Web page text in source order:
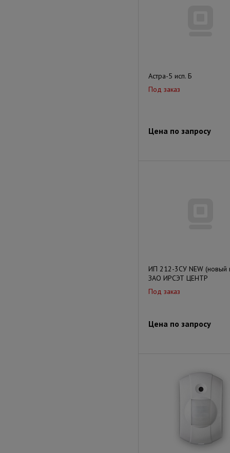
Астра-5 исп. Б
Под заказ
Цена по запросу
ИП 212-3СУ NEW (новый
ЗАО ИРСЭТ ЦЕНТР
Под заказ
Цена по запросу